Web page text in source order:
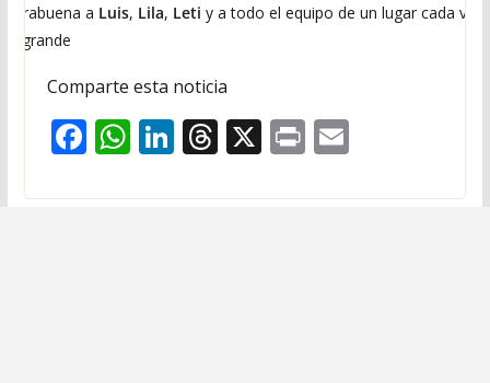
a Luis, Lila, Leti y a todo el equipo de un lugar cada vez
grande
Comparte esta noticia
F
e
W
at
Li
k
T
re
X Pr
t
E
ai